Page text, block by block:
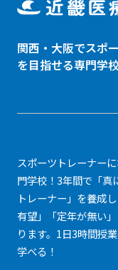
関西・大阪でスポ
を目指せる専門学
スポーツトレーナー
門学校！3年間で「真
トレーナー」を養成
有望」「定年が無い
ります。1日3時間授
学べる！